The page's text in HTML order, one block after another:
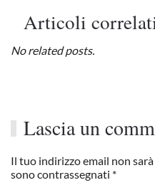
Articoli
No related posts.
Lascia un
Il tuo indirizzo email non
sono contrassegnati *